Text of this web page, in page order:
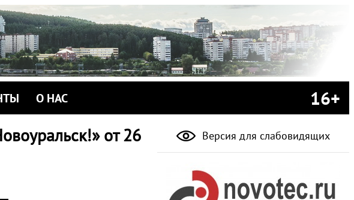
О НАС 16+
от 26
Версия для слабовидящих